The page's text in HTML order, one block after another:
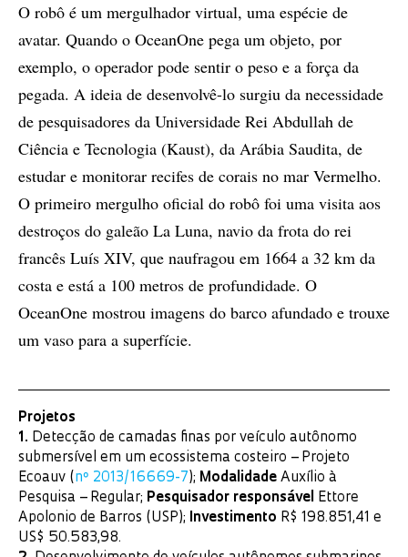
O robô é um mergulhador virtual, uma espécie de
avatar. Quando o OceanOne pega um objeto, por
exemplo, o operador pode sentir o peso e a força da
pegada. A ideia de desenvolvê-lo surgiu da necessidade
de pesquisadores da Universidade Rei Abdullah de
Ciência e Tecnologia (Kaust), da Arábia Saudita, de
estudar e monitorar recifes de corais no mar Vermelho.
O primeiro mergulho oficial do robô foi uma visita aos
destroços do galeão La Luna, navio da frota do rei
francês Luís XIV, que naufragou em 1664 a 32 km da
costa e está a 100 metros de profundidade. O
OceanOne mostrou imagens do barco afundado e trouxe
um vaso para a superfície.
Projetos
1. Detecção de camadas finas por veículo autônomo
submersível em um ecossistema costeiro – Projeto
Ecoauv ( nº 2013/16669-7 ); Modalidade Auxílio à
Pesquisa – Regular; Pesquisador responsável Ettore
Apolonio de Barros (USP); Investimento R$ 198.851,41 e
US$ 50.583,98.